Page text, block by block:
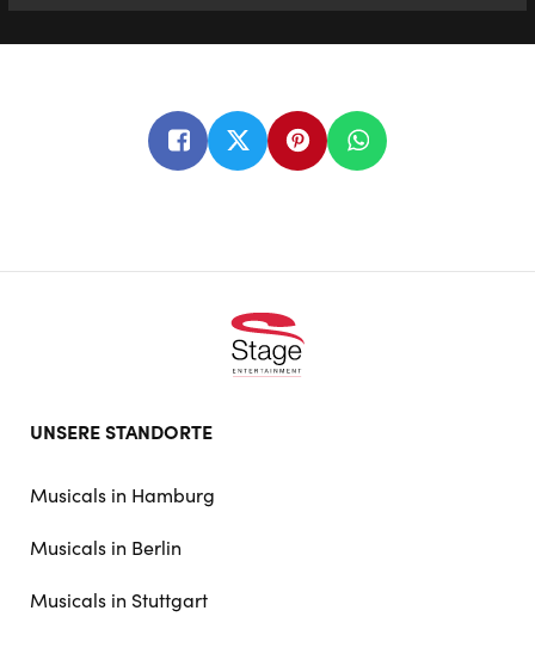
doormat
UNSERE STANDORTE
Musicals in Hamburg
Musicals in Berlin
Musicals in Stuttgart